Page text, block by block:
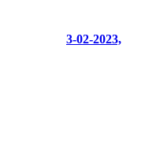
3-02-2023,